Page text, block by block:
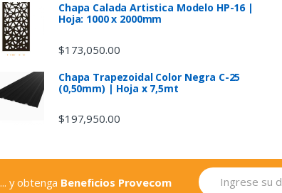
Chapa Calada Artistica Modelo HP-16 |
Hoja: 1000 x 2000mm
$173,050.00
Chapa Trapezoidal Color Negra C-25
(0,50mm) | Hoja x 7,5mt
$197,950.00
... y obtenga Beneficios Provecom